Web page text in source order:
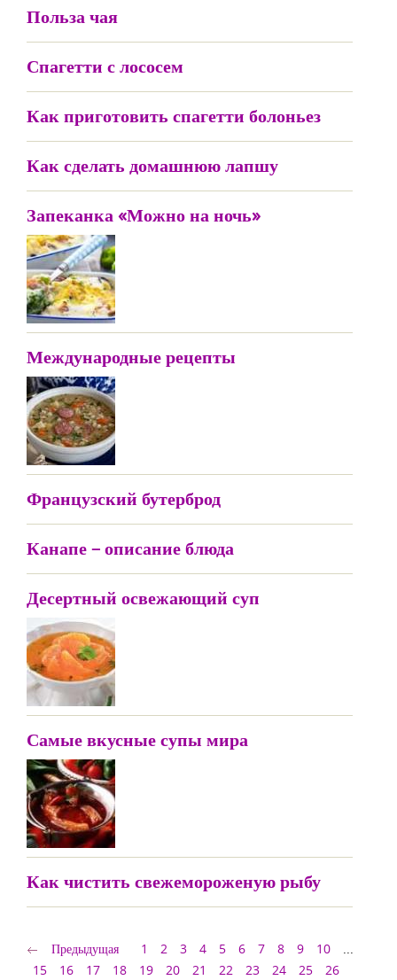
Польза чая
Спагетти с лососем
Как приготовить спагетти болоньез
Как сделать домашнюю лапшу
Запеканка «Можно на ночь»
Международные рецепты
Французский бутерброд
Канапе – описание блюда
Десертный освежающий суп
Самые вкусные супы мира
Как чистить свежемороженую рыбу
Предыдущая 1 2 3 4 5 6 7 8 9 10
...
15
16 17 18 19 20 21 22 23 24 25
26